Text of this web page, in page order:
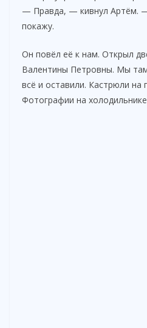
— Правда, — кивнул Артём.
покажу.
Он повёл её к нам. Открыл
Валентины Петровны. Мы
всё и оставили. Кастрюли на
Фотографии на